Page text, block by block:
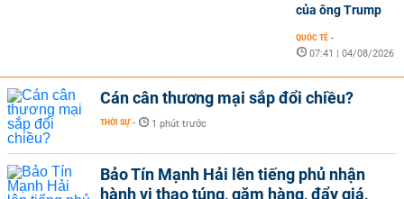
của ông Trump
QUỐC TẾ -
07:41 | 04/08/2026
Cán cân thương mại sắp đổi chiều?
THỜI SỰ - 1 phút trước
Bảo Tín Mạnh Hải lên tiếng phủ nhận
hành vi thao túng, găm hàng, đẩy giá,